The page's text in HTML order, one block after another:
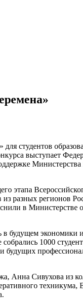
студентов
выступает
этапа
разных регионов
в Министерстве
будущем экономики
1000
будущих
Анна Сивухова из
техникума,